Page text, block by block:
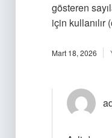
gösteren
için kullanılır
Mart 18, 2026